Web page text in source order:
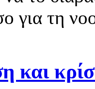
για τη
και